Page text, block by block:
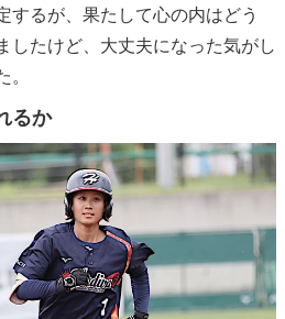
するが、果たして心の内はどう
したけど、大丈夫になった気がし
。
るか